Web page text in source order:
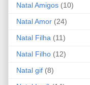
Natal Amigos (10)
Natal Amor (24)
Natal Filha (11)
Natal Filho (12)
Natal gif (8)